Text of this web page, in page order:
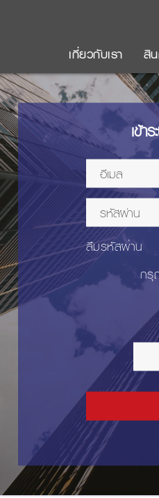
เกี่ยวกับเรา สิ
เข้า
ลืมรหัสผ่าน
กรุ